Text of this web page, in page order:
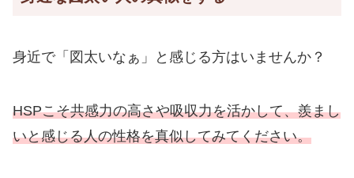
身近で「図太いなぁ」と感じる方はいませんか？
HSPこそ共感力の高さや吸収力を活かして、羨まし
いと感じる人の性格を真似してみてください。